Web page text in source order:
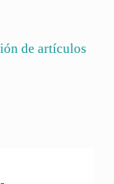
de artículos